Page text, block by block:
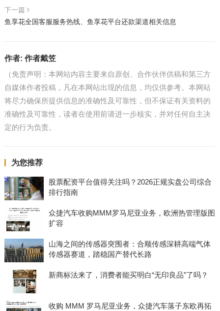
下一篇
鱼享花全国客服服务热线、鱼享花平台还款渠道相关信息
作者: 作者戴笠
（免责声明：本网站内容主要来自原创、合作伙伴供稿和第三方
自媒体作者投稿，凡在本网站出现的信息，均仅供参考。本网站
将尽力确保所提供信息的准确性及可靠性，但不保证有关资料的
准确性及可靠性，读者在使用前请进一步核实，并对任何自主决
定的行为负责。
为您推荐
股票配资平台值得关注吗？2026正规实盘公司综合
排行指南
众捷汽车收购MMM罗马尼亚业务，欧洲热管理版图
扩容
山海之间的传感器突围者：合顺传感深耕高端气体
传感器赛道，踏稳国产替代长路
新商标法来了，消费者能买明白“无印良品”了吗？
收购 MMM 罗马尼亚业务，众捷汽车落子东欧再拓